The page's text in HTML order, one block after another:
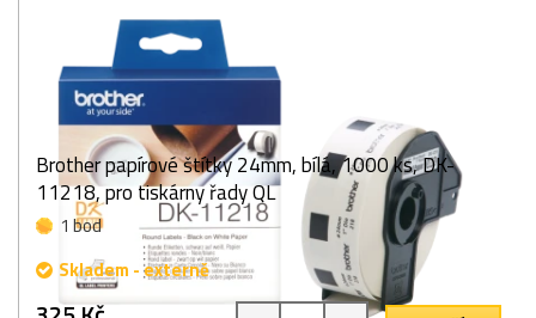
Brother papírové štítky 24mm, bílá, 1000 ks, DK-
11218, pro tiskárny řady QL
1 bod
Skladem - externě